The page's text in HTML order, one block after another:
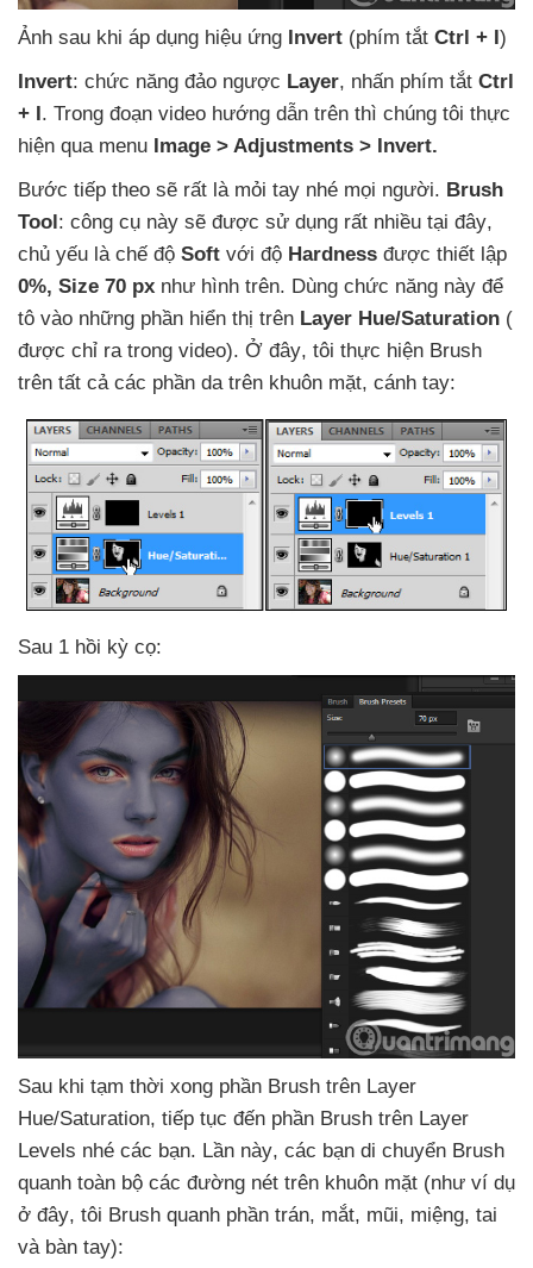
Ảnh sau khi áp dụng hiệu ứng Invert (phím tắt Ctrl + I)
Invert: chức năng đảo ngược Layer, nhấn phím tắt Ctrl
+ I. Trong đoạn video hướng dẫn trên thì chúng tôi thực
hiện qua menu Image > Adjustments > Invert.
Bước tiếp theo sẽ rất là mỏi tay nhé mọi người. Brush
Tool: công cụ này sẽ được sử dụng rất nhiều tại đây,
chủ yếu là chế độ Soft với độ Hardness được thiết lập
0%, Size 70 px như hình trên. Dùng chức năng này để
tô vào những phần hiển thị trên Layer Hue/Saturation (
được chỉ ra trong video). Ở đây, tôi thực hiện Brush
trên tất cả các phần da trên khuôn mặt, cánh tay:
Sau 1 hồi kỳ cọ:
Sau khi tạm thời xong phần Brush trên Layer
Hue/Saturation, tiếp tục đến phần Brush trên Layer
Levels nhé các bạn. Lần này, các bạn di chuyển Brush
quanh toàn bộ các đường nét trên khuôn mặt (như ví dụ
ở đây, tôi Brush quanh phần trán, mắt, mũi, miệng, tai
và bàn tay):